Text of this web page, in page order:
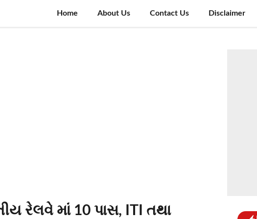
Home About Us Contact Us Disclaimer
રેલવે માં 10 પાસ, ITI તથા